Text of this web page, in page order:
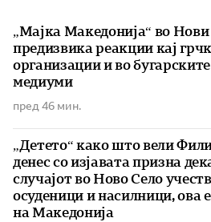
„Мајка Македонија“ во
предизвика реакции кај
организации и во бугарските
медиуми
пред 46 мин.
„Детето“ како што вели
денес со изјавата призна
случајот во Ново Село
осуденици и насилници, ова
на Македонија